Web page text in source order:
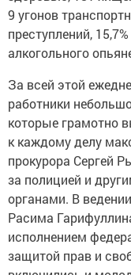
9 угонов
преступлений,
алкогольного
За всей этой
работники
которые грамотно
к каждому делу
прокурора Сергей
за полицией и
органами. В
Расима
исполнением
защитой прав и